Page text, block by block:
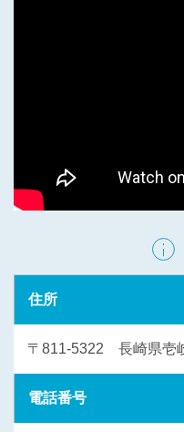
住所
〒811-5322 長崎県壱
電話番号